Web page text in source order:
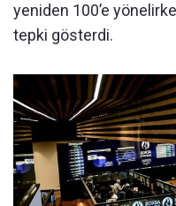
yeniden 100’e
tepki gösterdi.